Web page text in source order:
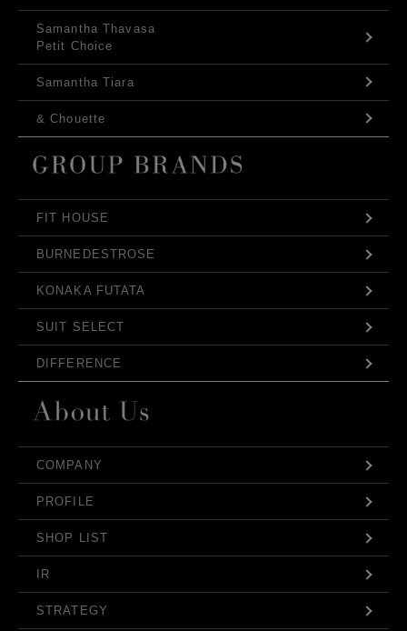
Samantha Thavasa
Petit Choice
Samantha Tiara
& Chouette
FIT HOUSE
BURNEDESTROSE
KONAKA FUTATA
SUIT SELECT
DIFFERENCE
COMPANY
PROFILE
SHOP LIST
IR
STRATEGY